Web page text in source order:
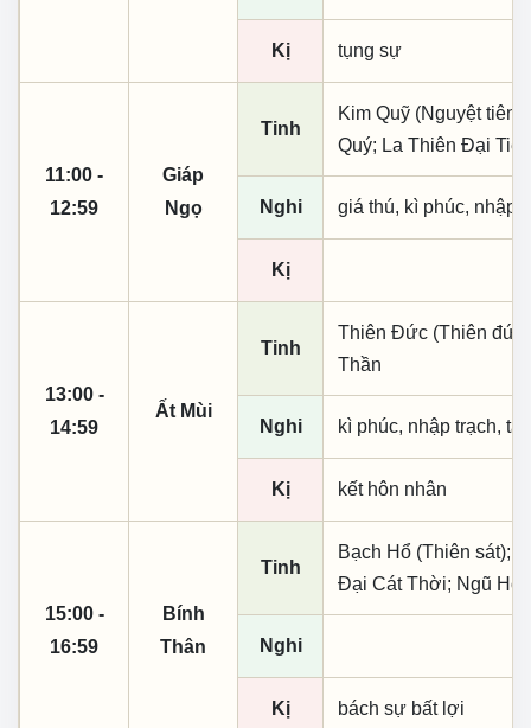
Kị tụng sự
11:00 -
12:59
Giáp
Ngọ
Tinh
Kim Quỹ (Nguyệt
Quý; La Thiên Đại
Nghi giá thú, kì phúc, nhập
Kị
13:00 -
14:59
Ất Mùi
Tinh
Thiên Đức (Thiên
Thần
Nghi kì phúc, nhập trạch,
Kị kết hôn nhân
15:00 -
16:59
Bính
Thân
Tinh
Bạch Hổ (Thiên sát);
Đại Cát Thời; Ngũ
Nghi
Kị bách sự bất lợi